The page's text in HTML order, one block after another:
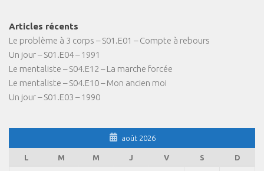
Articles récents
Le problème à 3 corps – S01.E01 – Compte à rebours
Un jour – S01.E04 – 1991
Le mentaliste – S04.E12 – La marche forcée
Le mentaliste – S04.E10 – Mon ancien moi
Un jour – S01.E03 – 1990
août 2026
L M M J V S D